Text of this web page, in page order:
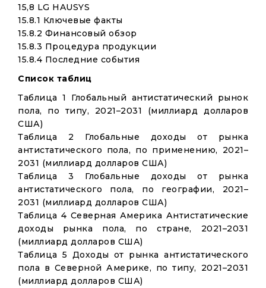
15,8 LG HAUSYS
15.8.1 Ключевые факты
15.8.2 Финансовый обзор
15.8.3 Процедура продукции
15.8.4 Последние события
Список таблиц
Таблица 1 Глобальный антистатический рынок
пола, по типу, 2021–2031 (миллиард долларов
США)
Таблица 2 Глобальные доходы от рынка
антистатического пола, по применению, 2021–
2031 (миллиард долларов США)
Таблица 3 Глобальные доходы от рынка
антистатического пола, по географии, 2021–
2031 (миллиард долларов США)
Таблица 4 Северная Америка Антистатические
доходы рынка пола, по стране, 2021–2031
(миллиард долларов США)
Таблица 5 Доходы от рынка антистатического
пола в Северной Америке, по типу, 2021–2031
(миллиард долларов США)